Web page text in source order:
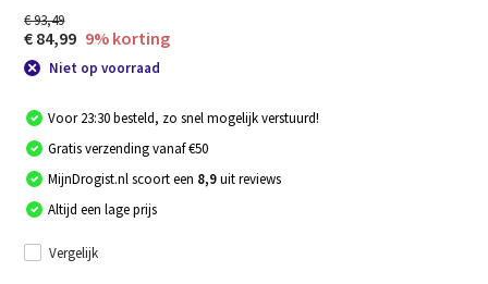
€ 93,49
€ 84,99 9% korting
Niet op voorraad
Voor 23:30 besteld, zo snel mogelijk verstuurd!
Gratis verzending vanaf €50
MijnDrogist.nl scoort een 8,9uit reviews
Altijd een lage prijs
Vergelijk